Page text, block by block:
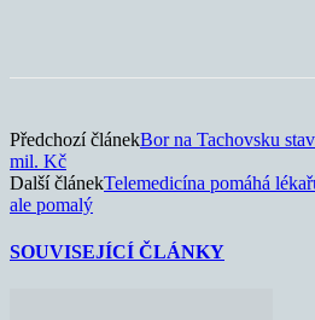
Předchozí článekBor na Tachovsku
mil. Kč
Další článekTelemedicína pomáhá
ale pomalý
SOUVISEJÍCÍ ČLÁNKY